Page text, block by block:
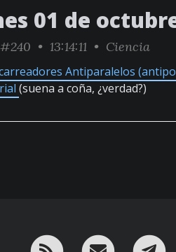
01 de
#240 • 13:14:11 • Ciencia
Antiparalelos
(suena a coña, ¿verdad?)
RSS